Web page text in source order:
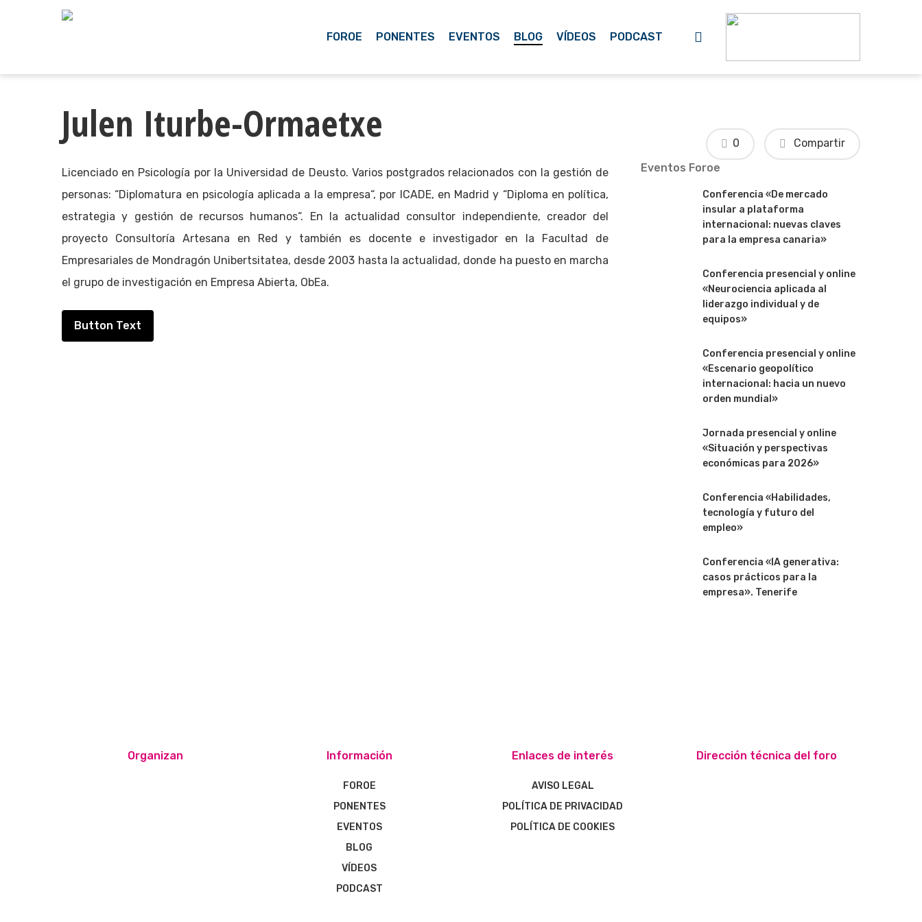
content
Pulsa enter para buscar o ESC para cerrar
FOROE PONENTES EVENTOS BLOG VÍDEOS PODCAST
Julen Iturbe-Ormaetxe Compartir
0
Licenciado en Psicología por la Universidad de Deusto. Varios postgrados relacionados con la gestión de
personas: “Diplomatura en psicología aplicada a la empresa“, por ICADE, en Madrid y “Diploma en política,
estrategia y gestión de recursos humanos“. En la actualidad consultor independiente, creador del
proyecto Consultoría Artesana en Red y también es docente e investigador en la Facultad de
Empresariales de Mondragón Unibertsitatea, desde 2003 hasta la actualidad, donde ha puesto en marcha
el grupo de investigación en Empresa Abierta, ObEa.
Button Text
Eventos Foroe
Conferencia «De mercado
insular a plataforma
internacional: nuevas claves
para la empresa canaria»
Conferencia presencial y online
«Neurociencia aplicada al
liderazgo individual y de
equipos»
Conferencia presencial y online
«Escenario geopolítico
internacional: hacia un nuevo
orden mundial»
Jornada presencial y online
«Situación y perspectivas
económicas para 2026»
Conferencia «Habilidades,
tecnología y futuro del
empleo»
Conferencia «IA generativa:
casos prácticos para la
empresa». Tenerife
Organizan Información
FOROE
PONENTES
EVENTOS
BLOG
VÍDEOS
PODCAST
Enlaces de interés
AVISO LEGAL
POLÍTICA DE PRIVACIDAD
POLÍTICA DE COOKIES
Dirección técnica del foro